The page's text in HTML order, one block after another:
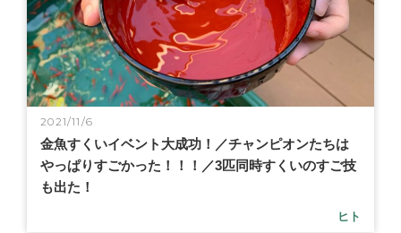
2021/11/6
金魚すくいイベント大成功！／チャンピオンたちは
やっぱりすごかった！！！／3匹同時すくいのすご技
も出た！
ヒト